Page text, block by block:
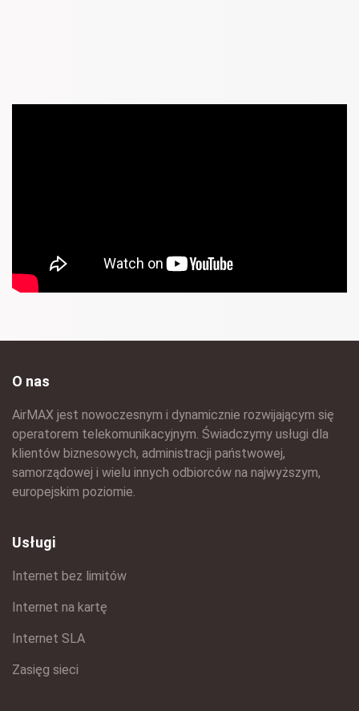
O nas
AirMAX jest nowoczesnym i dynamicznie rozwijającym się
operatorem telekomunikacyjnym. Świadczymy usługi dla
klientów biznesowych, administracji państwowej,
samorządowej i wielu innych odbiorców na najwyższym,
europejskim poziomie.
Usługi
Internet bez limitów
Internet na kartę
Internet SLA
Zasięg sieci